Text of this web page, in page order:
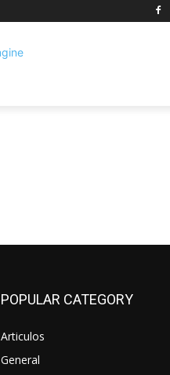
POPULAR CATEGORY
Articulos
General